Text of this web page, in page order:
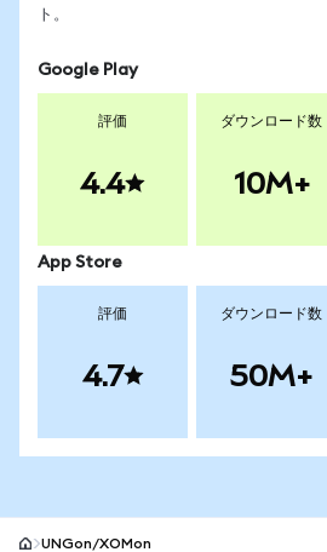
ト。
Google Play
評価
4.4
ダウンロード数
10M+
App Store
評価
4.7
ダウンロード数
50M+
UNGon/XOMon